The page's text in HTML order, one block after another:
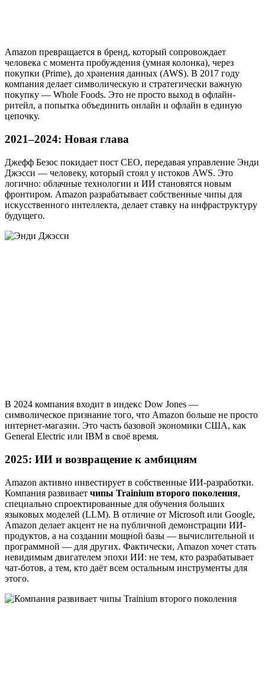
Amazon превращается в бренд, который сопровождает
человека с момента пробуждения (умная колонка), через
покупки (Prime), до хранения данных (AWS). В 2017 году
компания делает символическую и стратегически важную
покупку — Whole Foods. Это не просто выход в офлайн-
ритейл, а попытка объединить онлайн и офлайн в единую
цепочку.
2021–2024: Новая глава
Джефф Безос покидает пост CEO, передавая управление Энди
Джэсси — человеку, который стоял у истоков AWS. Это
логично: облачные технологии и ИИ становятся новым
фронтиром. Amazon разрабатывает собственные чипы для
искусственного интеллекта, делает ставку на инфраструктуру
будущего.
В 2024 компания входит в индекс Dow Jones —
символическое признание того, что Amazon больше не просто
интернет-магазин. Это часть базовой экономики США, как
General Electric или IBM в своё время.
2025: ИИ и возвращение к амбициям
Amazon активно инвестирует в собственные ИИ-разработки.
Компания развивает чипы Trainium второго поколения,
специально спроектированные для обучения больших
языковых моделей (LLM). В отличие от Microsoft или Google,
Amazon делает акцент не на публичной демонстрации ИИ-
продуктов, а на создании мощной базы — вычислительной и
программной — для других. Фактически, Amazon хочет стать
невидимым двигателем эпохи ИИ: не тем, кто разрабатывает
чат-ботов, а тем, кто даёт всем остальным инструменты для
этого.